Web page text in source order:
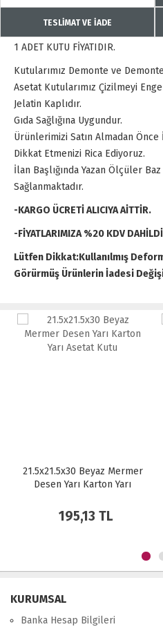
TESLİMAT VE İADE
1 ADET KUTU FİYATIDIR.
Kutularımız Demonte ve
Asetat Kutularımız Çizilmeyi
Jelatin Kaplıdır.
Gıda Sağlığına Uygundur.
Ürünlerimizi Satın Almadan Önce
Dikkat Etmenizi Rica Ediyoruz.
İlan Başlığında Yazan Ölçüler
Sağlanmaktadır.
-KARGO ÜCRETİ ALICIYA AİTTİR.
-FİYATLARIMIZA %20 KDV
Lütfen Dikkat:Kullanılmış
Görürmüş Ürünlerin İadesi
21.5x21.5x30 Beyaz Mermer
Desen Yarı Karton Yarı
195,13 TL
KURUMSAL
Banka Hesap Bilgileri